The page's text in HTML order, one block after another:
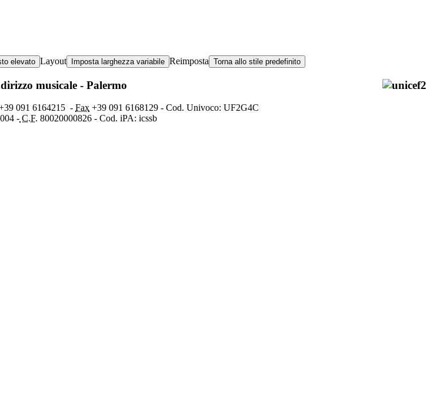
elevato Layout Imposta larghezza variabile Reimposta Torna allo stile predefinito
musicale - Palermo
0916164215 -Fax +39 091 6168129 - Cod. Univoco: UF2G4C
- C.F. 80020000826 - Cod. iPA: icssb